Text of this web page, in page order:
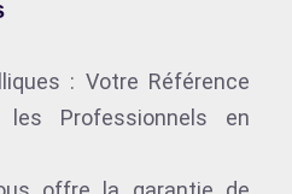
: Votre Référence
Professionnels en